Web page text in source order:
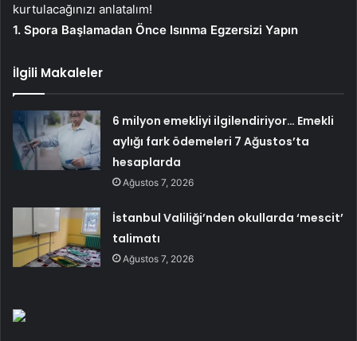
kurtulacağınızı anlatalım!
1. Spora Başlamadan Önce Isınma Egzersizi Yapın
İlgili Makaleler
6 milyon emekliyi ilgilendiriyor… Emekli
aylığı fark ödemeleri 7 Ağustos’ta
hesaplarda
Ağustos 7, 2026
İstanbul Valiliği’nden okullarda ‘mescit’
talimatı
Ağustos 7, 2026